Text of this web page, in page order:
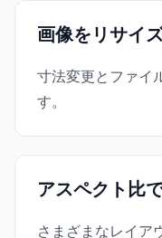
画像をリサイ
寸法変更とファイ
す。
アスペクト比
さまざまなレイア